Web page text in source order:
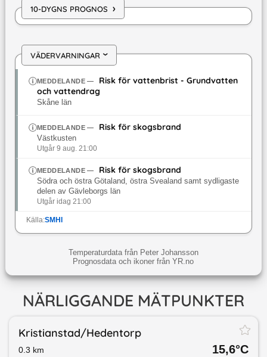
10-DYGNS PROGNOS ›
VÄDERVARNINGAR›
MEDDELANDE—
Risk för vattenbrist - Grundvatten
och vattendrag
Skåne län
MEDDELANDE— Risk för skogsbrand
Västkusten
Utgår 9 aug. 21:00
MEDDELANDE— Risk för skogsbrand
Södra och östra Götaland, östra Svealand samt sydligaste
delen av Gävleborgs län
Utgår idag 21:00
Källa:SMHI
Temperaturdata från Peter Johansson
Prognosdata och ikoner från YR.no
NÄRLIGGANDE MÄTPUNKTER
Kristianstad/​Hedentorp
0.3 km 15,6°C